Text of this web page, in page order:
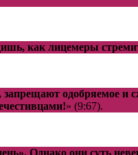
как лицемеры
одобряемое
» (9:67).
Однако они суть